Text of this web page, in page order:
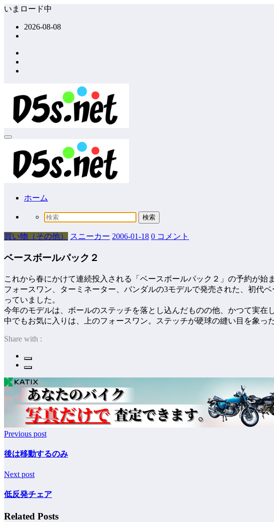
コ
いまロード中
2026-08-08
ホーム
買い物（その他） スニーカー 2006-01-18 0 コメント
ベースボールパック２
これから春にかけて連続投入される「ベースボールパック２」の予約が始
フォースワン、ターミネーター、バンダルの3モデルで発売された、初代
っていました。
今年のモデルは、ボールのステッチを落とし込んだものの他、かつて実在
中でもお気に入りは、上のフォースワン。ステッチが硬球の縫い目を象っ
Share with :
Previous post
後は移動するのみ
Next post
低反発チェア
Related Posts